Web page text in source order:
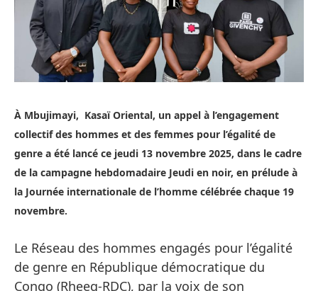
À Mbujimayi, Kasaï Oriental, un appel à l’engagement
collectif des hommes et des femmes pour l’égalité de
genre a été lancé ce jeudi 13 novembre 2025, dans le cadre
de la campagne hebdomadaire Jeudi en noir, en prélude à
la Journée internationale de l’homme célébrée chaque 19
novembre.
Le Réseau des hommes engagés pour l’égalité
de genre en République démocratique du
Congo (Rheeg-RDC), par la voix de son